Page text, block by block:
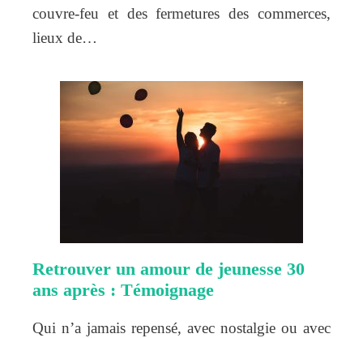
couvre-feu et des fermetures des commerces,
lieux de…
Retrouver un amour de jeunesse 30
ans après : Témoignage
Qui n’a jamais repensé, avec nostalgie ou avec